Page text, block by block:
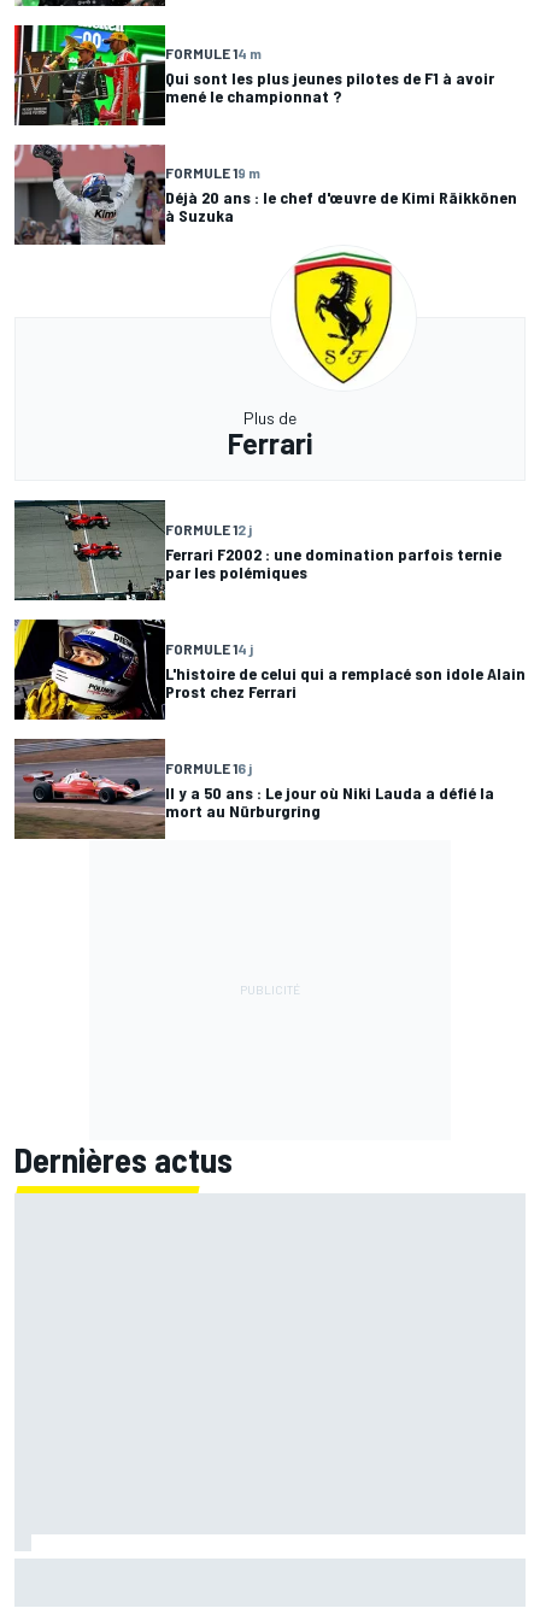
FORMULE 14 m
Qui sont les plus jeunes pilotes de F1 à avoir
mené le championnat ?
FORMULE 19 m
Déjà 20 ans : le chef d'œuvre de Kimi Räikkönen
à Suzuka
Plus de
Ferrari
FORMULE 12 j
Ferrari F2002 : une domination parfois ternie
par les polémiques
FORMULE 14 j
L'histoire de celui qui a remplacé son idole Alain
Prost chez Ferrari
FORMULE 16 j
Il y a 50 ans : Le jour où Niki Lauda a défié la
mort au Nürburgring
Dernières actus